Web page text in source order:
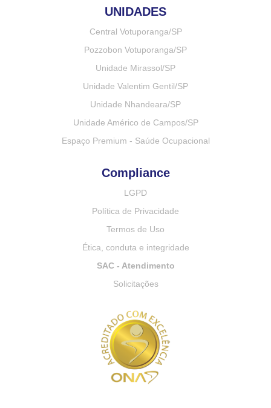
UNIDADES
Central Votuporanga/SP
Pozzobon Votuporanga/SP
Unidade Mirassol/SP
Unidade Valentim Gentil/SP
Unidade Nhandeara/SP
Unidade Américo de Campos/SP
Espaço Premium - Saúde Ocupacional
Compliance
LGPD
Política de Privacidade
Termos de Uso
Ética, conduta e integridade
SAC - Atendimento
Solicitações